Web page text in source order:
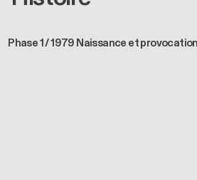
Phase 1 / 1979 Naissance et provocation